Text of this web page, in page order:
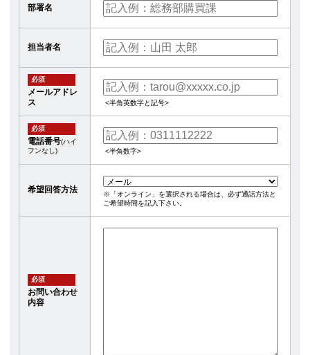
部署名
担当者名
必須
メールアドレ
ス
<半角英数字と記号>
必須
電話番号(ハイ
フンなし)
<半角数字>
希望回答方法
※「オンライン」を選択される場合は、必ず通話方法と
ご希望時間を記入下さい。
必須
お問い合わせ
内容